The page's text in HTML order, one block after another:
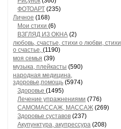
ФОТОАРТ (235)
Личное (168)
Мои стихи (6)
ВЗГЛЯД ИЗ ОКНА (2)
любовь, счастье, стихи о любви, стихи
о счастье, (1190)
моя семья (39)
музыка, плейкасты (590)
народная медицина,
здоровье,помощь (5974)
Здоровье (1495)
Лечение упражнениями (776)
САМОМАССАЖ, МАССАЖ (269)
Здоровье суставов (237)
Акупунктура, акупрессура (208)